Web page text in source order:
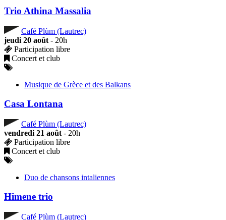
Trio Athina Massalia
Café Plùm (Lautrec)
jeudi 20 août - 20h
Participation libre
Concert et club
Musique de Grèce et des Balkans
Casa Lontana
Café Plùm (Lautrec)
vendredi 21 août - 20h
Participation libre
Concert et club
Duo de chansons intaliennes
Himene trio
Café Plùm (Lautrec)